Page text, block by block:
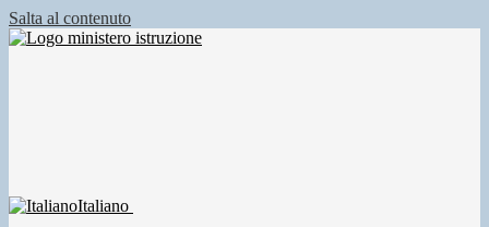
Salta al contenuto
Italiano